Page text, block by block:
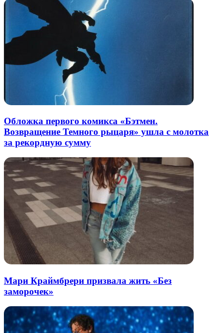
Обложка первого комикса «Бэтмен.
Возвращение Темного рыцаря» ушла с молотка
за рекордную сумму
Мари Краймбрери призвала жить «Без
заморочек»